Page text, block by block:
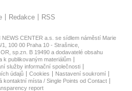
Redakce RSS
NEWS CENTER a.s. se sídlem náměstí Marie
100 00 Praha 10 - Strašnice,
sp.zn. B 19490 a dodavatelé obsahu
k publikovaným materiálům
služby informační společnosti
údajů
Cookies
Nastavení soukromí
kontaktní místa / Single Points od Contact
report